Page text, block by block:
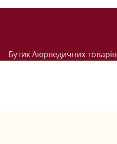
Бутик Аюрведичних товарів